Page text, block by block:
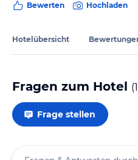
Bewerten Hochladen
Hotelübersicht
Fragen zum Hotel (
Frage stellen